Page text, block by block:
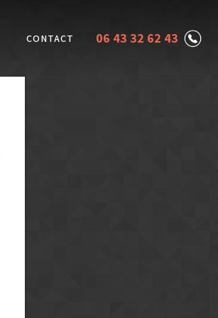
06 43 32 62 43
CONTACT